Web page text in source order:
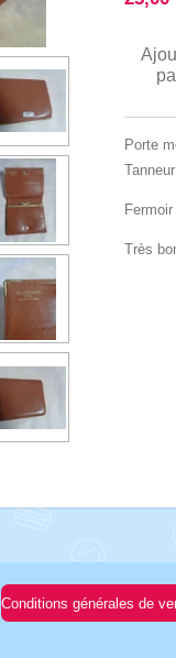
Porte
Tanneur
Très
Conditions générales de